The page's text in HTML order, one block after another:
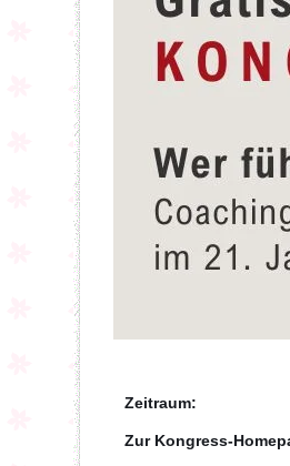
Zeitraum:
Zur Kongress-